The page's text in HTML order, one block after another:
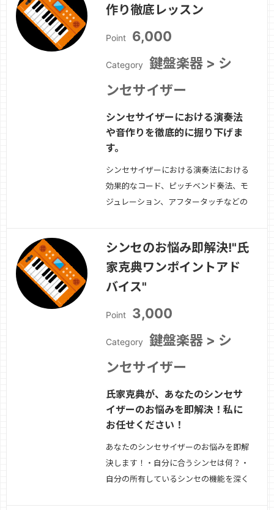
MUSIC と多ジャンルの中から厳選さ…
作り徹底レッスン
Point 6,000
Category
鍵盤楽器 > シ
ンセサイザー
シンセサイザーにおける演奏法
や音作りを徹底的に掘り下げま
す。
シンセサイザーにおける演奏法における
効果的なコード、ピッチベンド奏法、モ
ジュレーション、アフタータッチなどの
ノウハウなど、をわかりやすく伝授しま
す。初心者、熟練者は問いません。シン
セサイザーを徹底的に使いこなしましょ
シンセのお悩み即解決!"氏
家克典ワンポイントアド
バイス"
Point 3,000
Category
鍵盤楽器 > シ
ンセサイザー
氏家克典が、あなたのシンセサ
イザーのお悩みを即解決！私に
お任せください！
あなたのシンセサイザーのお悩みを即解
決します！・自分に合うシンセは何？・
自分の所有しているシンセの機能を深く